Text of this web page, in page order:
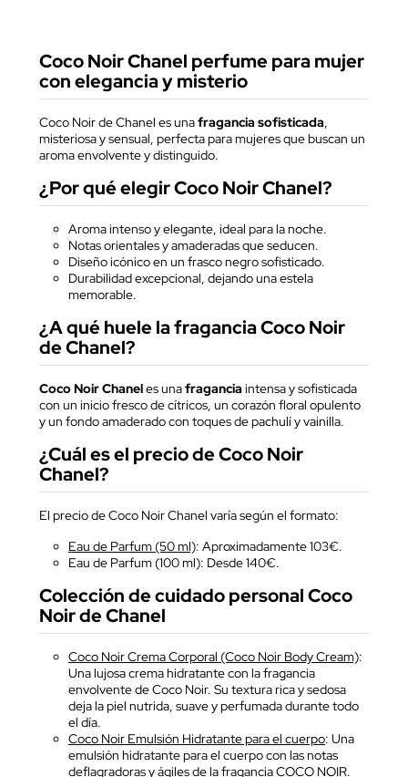
Coco Noir Chanel perfume para mujer
con elegancia y misterio
Coco Noir de Chanel es unafragancia sofisticada,
misteriosa y sensual, perfecta para mujeres que buscan un
aroma envolvente y distinguido.
¿Por qué elegir Coco Noir Chanel?
Aroma intenso y elegante, ideal para la noche.
Notas orientales y amaderadas que seducen.
Diseño icónico en un frasco negro sofisticado.
Durabilidad excepcional, dejando una estela
memorable.
¿A qué huele la fragancia Coco Noir
de Chanel?
Coco Noir Chaneles unafragancia intensa y sofisticada
con un inicio fresco de cítricos, un corazón floral opulento
y un fondo amaderado con toques de pachulí y vainilla.
¿Cuál es el precio de Coco Noir
Chanel?
El precio de Coco Noir Chanel varía según el formato:
Eau de Parfum (50 ml): Aproximadamente 103€.
Eau de Parfum (100 ml): Desde 140€.
Colección de cuidado personal Coco
Noir de Chanel
Coco Noir Crema Corporal (Coco Noir Body Cream):
Una lujosa crema hidratante con la fragancia
envolvente de Coco Noir. Su textura rica y sedosa
deja la piel nutrida, suave y perfumada durante todo
el día.
Coco Noir Emulsión Hidratante para el cuerpo: Una
emulsión hidratante para el cuerpo con las notas
deflagradoras y ágiles de la fragancia COCO NOIR.